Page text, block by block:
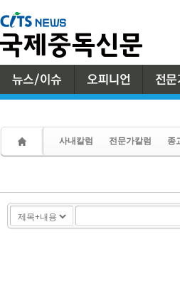
사내칼럼 전문가칼럼 종